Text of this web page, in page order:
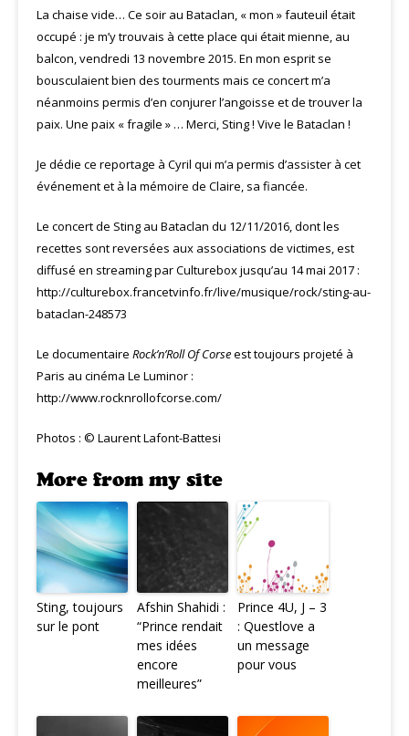
La chaise vide… Ce soir au Bataclan, « mon » fauteuil était
occupé : je m’y trouvais à cette place qui était mienne, au
balcon, vendredi 13 novembre 2015. En mon esprit se
bousculaient bien des tourments mais ce concert m’a
néanmoins permis d’en conjurer l’angoisse et de trouver la
paix. Une paix « fragile » … Merci, Sting ! Vive le Bataclan !
Je dédie ce reportage à Cyril qui m’a permis d’assister à cet
événement et à la mémoire de Claire, sa fiancée.
Le concert de Sting au Bataclan du 12/11/2016, dont les
recettes sont reversées aux associations de victimes, est
diffusé en streaming par Culturebox jusqu’au 14 mai 2017 :
http://culturebox.francetvinfo.fr/live/musique/rock/sting-au-
bataclan-248573
Le documentaire Rock’n’Roll Of Corseest toujours projeté à
Paris au cinéma Le Luminor :
http://www.rocknrollofcorse.com/
Photos : © Laurent Lafont-Battesi
More from my site
Sting, toujours
sur le pont
Afshin Shahidi :
“Prince rendait
mes idées
encore
meilleures”
Prince 4U, J – 3
: Questlove a
un message
pour vous